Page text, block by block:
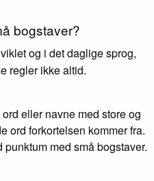
bogstaver?
og i det daglige sprog,
regler ikke altid.
eller navne med store og
ord forkortelsen kommer fra.
med små bogstaver.